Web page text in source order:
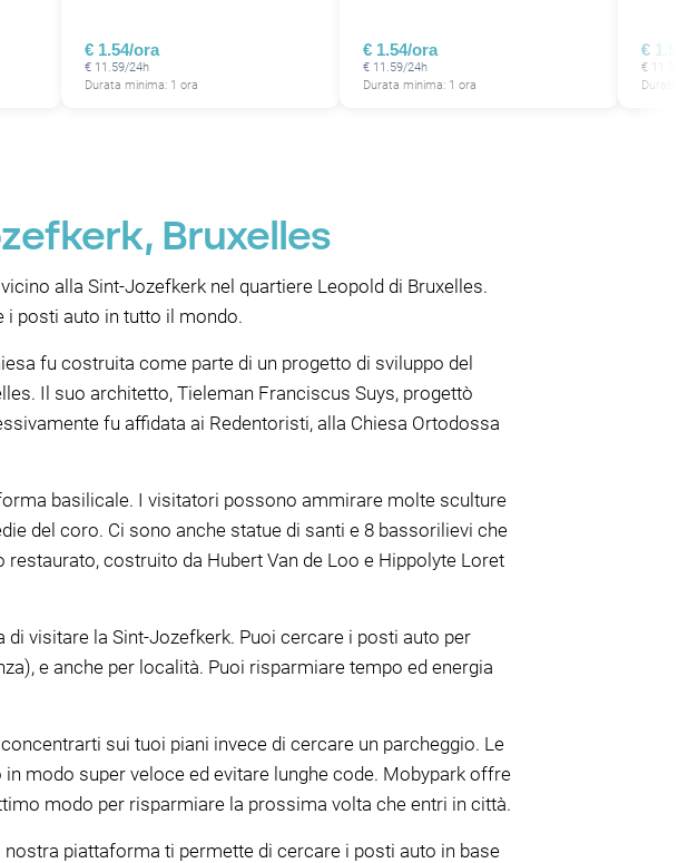
€ 1.54/ora
€ 11.59/24h
Durata minima: 1 ora
€ 1.54/ora
€ 11.59/24h
Durata minima: 1 ora
€
€
Bruxelles
alla Sint-Jozefkerk nel quartiere Leopold di Bruxelles.
i posti auto in tutto il mondo.
fu costruita come parte di un progetto di sviluppo del
Il suo architetto, Tieleman Franciscus Suys, progettò
fu affidata ai Redentoristi, alla Chiesa Ortodossa
basilicale. I visitatori possono ammirare molte sculture
del coro. Ci sono anche statue di santi e 8 bassorilievi che
costruito da Hubert Van de Loo e Hippolyte Loret
visitare la Sint-Jozefkerk. Puoi cercare i posti auto per
e anche per località. Puoi risparmiare tempo ed energia
sui tuoi piani invece di cercare un parcheggio. Le
modo super veloce ed evitare lunghe code. Mobypark offre
modo per risparmiare la prossima volta che entri in città.
piattaforma ti permette di cercare i posti auto in base